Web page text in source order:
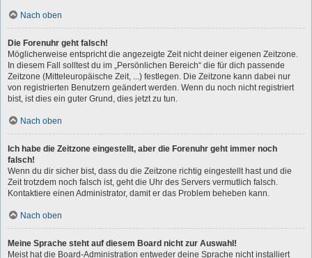
Nach oben
Die Forenuhr geht falsch!
Möglicherweise entspricht die angezeigte Zeit nicht deiner eigenen Zeitzone.
In diesem Fall solltest du im „Persönlichen Bereich“ die für dich passende
Zeitzone (Mitteleuropäische Zeit, ...) festlegen. Die Zeitzone kann dabei nur
von registrierten Benutzern geändert werden. Wenn du noch nicht registriert
bist, ist dies ein guter Grund, dies jetzt zu tun.
Nach oben
Ich habe die Zeitzone eingestellt, aber die Forenuhr geht immer noch
falsch!
Wenn du dir sicher bist, dass du die Zeitzone richtig eingestellt hast und die
Zeit trotzdem noch falsch ist, geht die Uhr des Servers vermutlich falsch.
Kontaktiere einen Administrator, damit er das Problem beheben kann.
Nach oben
Meine Sprache steht auf diesem Board nicht zur Auswahl!
Meist hat die Board-Administration entweder deine Sprache nicht installiert